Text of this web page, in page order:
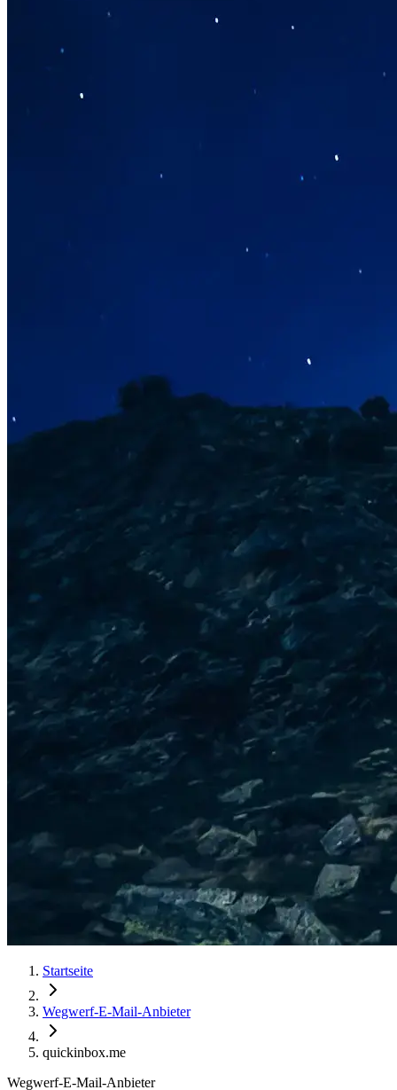
Startseite
Wegwerf-E-Mail-Anbieter
quickinbox.me
Wegwerf-E-Mail-Anbieter